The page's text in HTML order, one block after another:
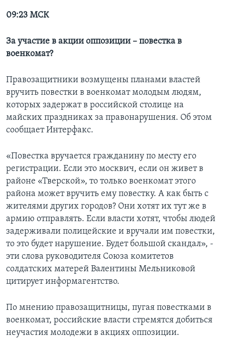
09:23 МСК
За участие в акции оппозиции – повестка в
военкомат?
Правозащитники возмущены планами властей
вручить повестки в военкомат молодым людям,
которых задержат в российской столице на
майских праздниках за правонарушения. Об этом
сообщает Интерфакс.
«Повестка вручается гражданину по месту его
регистрации. Если это москвич, если он живет в
районе «Тверской», то только военкомат этого
района может вручить ему повестку. А как быть с
жителями других городов? Они хотят их тут же в
армию отправлять. Если власти хотят, чтобы людей
задерживали полицейские и вручали им повестки,
то это будет нарушение. Будет большой скандал», -
эти слова руководителя Союза комитетов
солдатских матерей Валентины Мельниковой
цитирует информагентство.
По мнению правозащитницы, пугая повестками в
военкомат, российские власти стремятся добиться
неучастия молодежи в акциях оппозиции.